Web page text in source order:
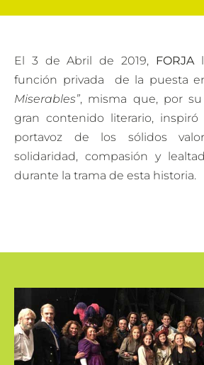
El 3 de Abril de 2019, FORJA
función privada de la puesta
Miserables”, misma que, por
gran contenido literario,
portavoz de los sólidos
solidaridad, compasión y
durante la trama de esta historia.